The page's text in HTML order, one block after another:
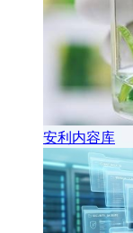
安利内容库